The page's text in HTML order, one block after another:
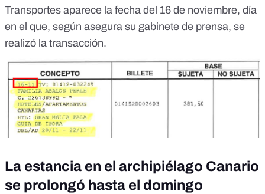
Transportes aparece la fecha del 16 de noviembre, día
en el que, según asegura su gabinete de prensa, se
realizó la transacción.
La estancia en el archipiélago Canario
se prolongó hasta el domingo